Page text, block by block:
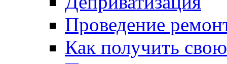
Проведение
Как получить